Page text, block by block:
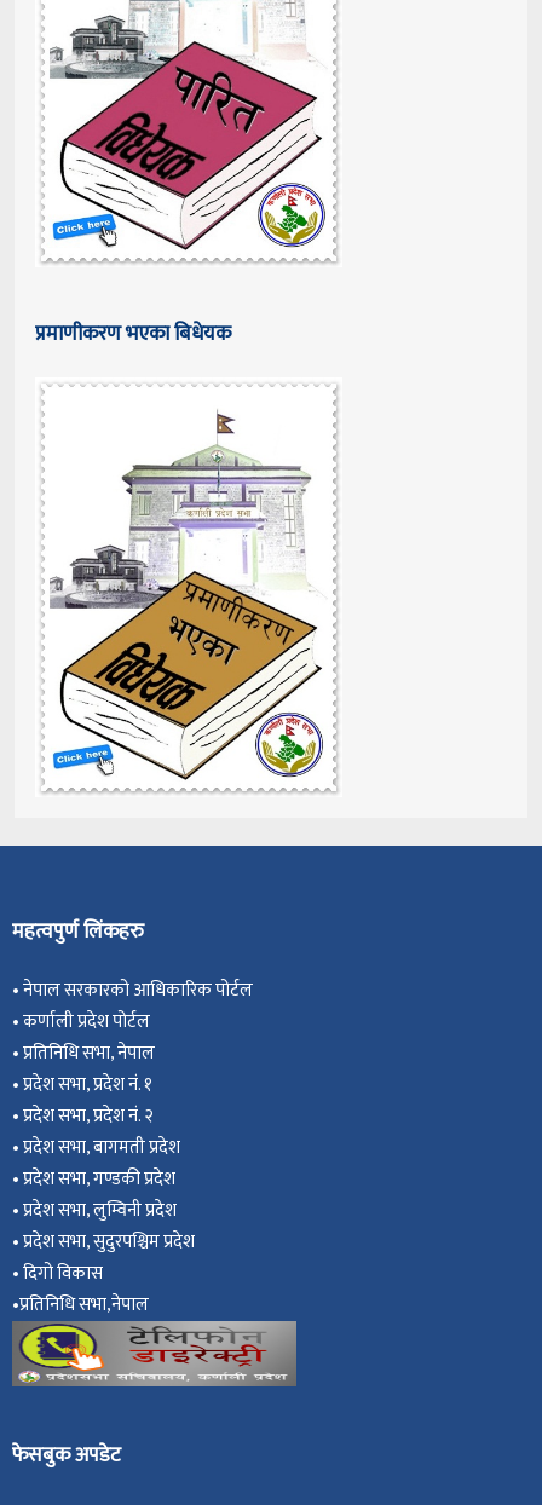
प्रमाणीकरण भएका बिधेयक
महत्वपुर्ण लिंकहरु
•नेपाल सरकारको आधिकारिक पोर्टल
•कर्णाली प्रदेश पोर्टल
•प्रतिनिधि सभा, नेपाल
•प्रदेश सभा, प्रदेश नं. १
•प्रदेश सभा, प्रदेश नं. २
•प्रदेश सभा, बागमती प्रदेश
•प्रदेश सभा, गण्डकी प्रदेश
•प्रदेश सभा, लुम्विनी प्रदेश
•प्रदेश सभा, सुदुरपश्चिम प्रदेश
•दिगो विकास
•प्रतिनिधि सभा,नेपाल
फेसबुक अपडेट